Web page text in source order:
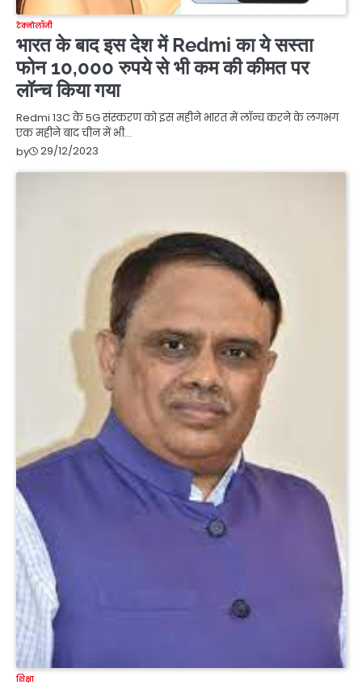
टेक्नोलॉजी
भारत के बाद इस देश में Redmi का ये सस्ता
फोन 10,000 रुपये से भी कम की कीमत पर
लॉन्च किया गया
Redmi 13C के 5G संस्करण को इस महीने भारत में लॉन्च करने के लगभग
एक महीने बाद चीन में भी…
by
29/12/2023
शिक्षा